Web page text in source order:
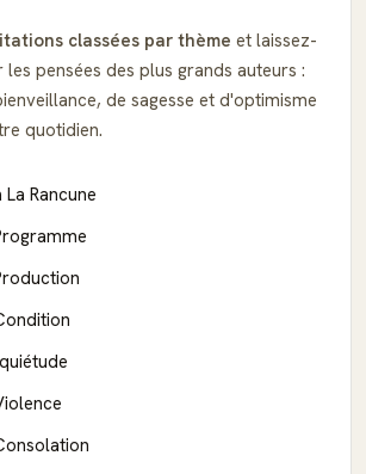
classées par thème et laissez-
pensées des plus grands auteurs :
de sagesse et d'optimisme
quotidien.
Rancune